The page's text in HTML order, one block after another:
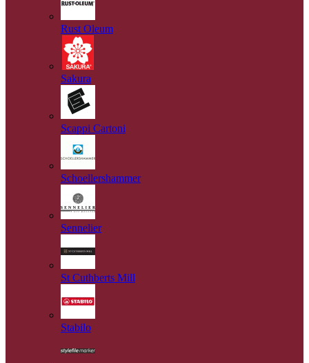
Rust Oleum
Sakura
Scappi Cartoni
Schoellershammer
Sennelier
St Cuthberts Mill
Stabilo